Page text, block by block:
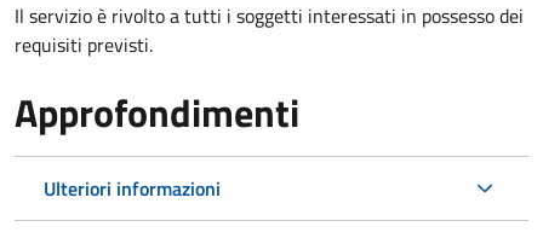
Il servizio è rivolto a tutti i soggetti interessati in possesso dei
requisiti previsti.
Approfondimenti
Ulteriori informazioni